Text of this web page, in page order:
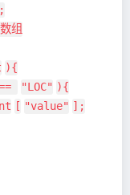
组
){
"LOC" ){
[ "value" ];